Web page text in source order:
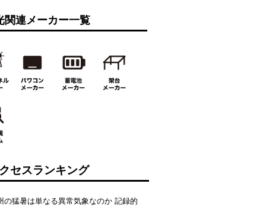
関連メーカー一覧
セスランキング
の猛暑は単なる異常気象なのか 記録的